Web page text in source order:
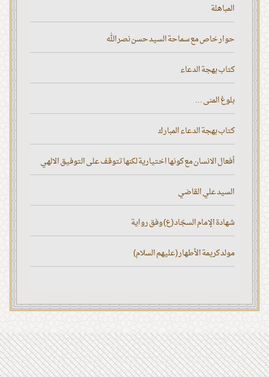
المباهلة
حوار خاص مع سماحة السيد حسن نصر الله
كتاب بهجة الدعاء
بلوغ المنى ...
كتاب بهجة الدعاء المبارك
أفعال الانسان مع كونها اختيارية لكنها تتوقف على التوفيق الالهي
السيد علي القاضي
شهادة الإمام السجّاد (ع) وفق رواية
مولد كريمة الأطهار (عليهم السلام)